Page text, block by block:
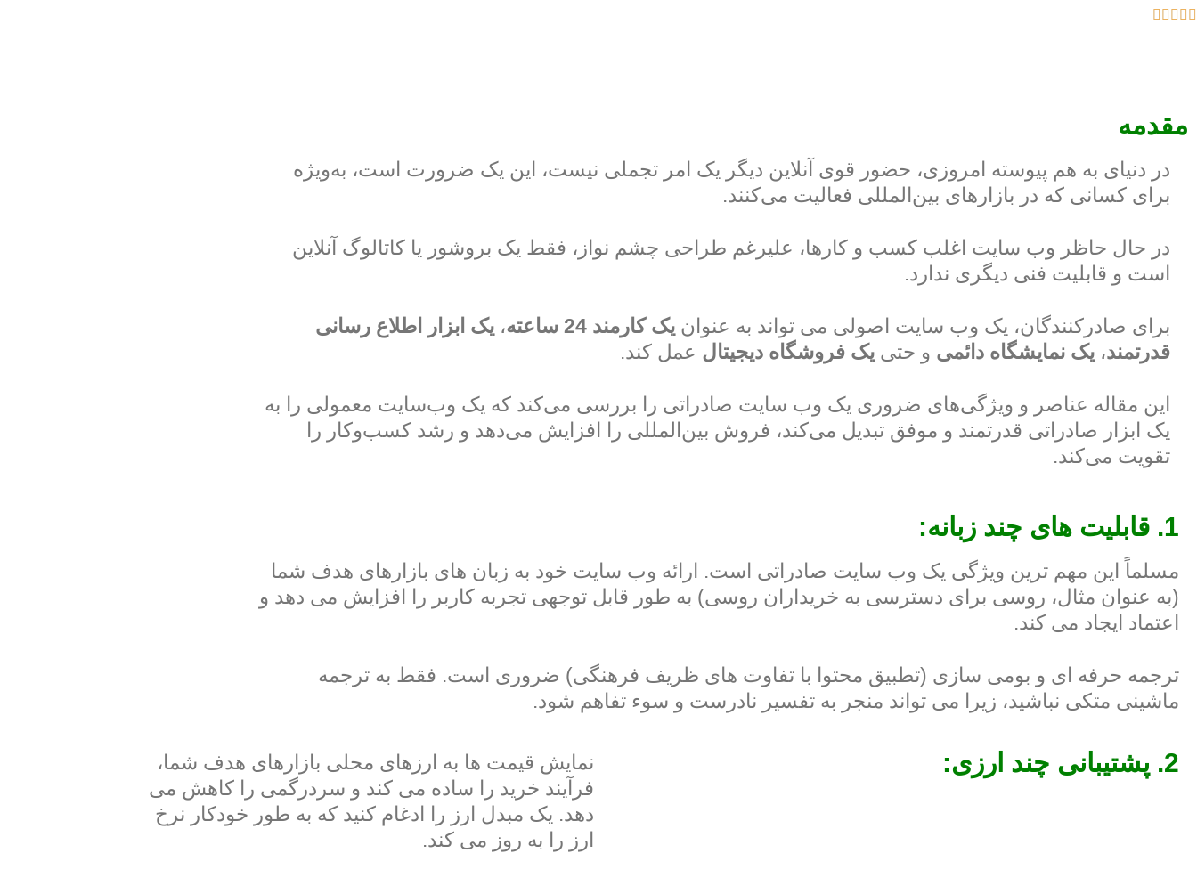
مقدمه
در دنیای به هم پیوسته امروزی، حضور قوی آنلاین دیگر یک امر تجملی نیست، این یک ضرورت است، به‌ویژه
برای کسانی که در بازارهای بین‌المللی فعالیت می‌کنند.
در حال حاظر وب سایت اغلب کسب و کارها، علیرغم طراحی چشم نواز، فقط یک بروشور یا کاتالوگ آنلاین
است و قابلیت فنی دیگری ندارد.
برای صادرکنندگان، یک وب سایت اصولی می تواند به عنوان یک کارمند 24 ساعته ، یک ابزار اطلاع رسانی
قدرتمند، یک نمایشگاه دائمی و حتی یک فروشگاه دیجیتال عمل کند.
این مقاله عناصر و ویژگی‌های ضروری یک وب سایت صادراتی را بررسی می‌کند که یک وب‌سایت معمولی را به
یک ابزار صادراتی قدرتمند و موفق تبدیل می‌کند، فروش بین‌المللی را افزایش می‌دهد و رشد کسب‌وکار را
تقویت می‌کند.
1. قابلیت های چند زبانه:
مسلماً این مهم ترین ویژگی یک وب سایت صادراتی است. ارائه وب سایت خود به زبان های بازارهای هدف شما
(به عنوان مثال، روسی برای دسترسی به خریداران روسی) به طور قابل توجهی تجربه کاربر را افزایش می دهد و
اعتماد ایجاد می کند.
ترجمه حرفه ای و بومی سازی (تطبیق محتوا با تفاوت های ظریف فرهنگی) ضروری است. فقط به ترجمه
ماشینی متکی نباشید، زیرا می تواند منجر به تفسیر نادرست و سوء تفاهم شود.
2. پشتیبانی چند ارزی:
نمایش قیمت ها به ارزهای محلی بازارهای هدف شما،
فرآیند خرید را ساده می کند و سردرگمی را کاهش می
دهد. یک مبدل ارز را ادغام کنید که به طور خودکار نرخ
ارز را به روز می کند.